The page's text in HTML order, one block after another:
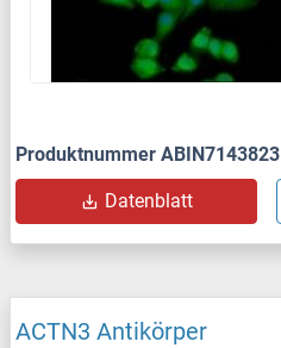
Produktnummer ABIN7143823
Datenblatt
ACTN3 Antikörper